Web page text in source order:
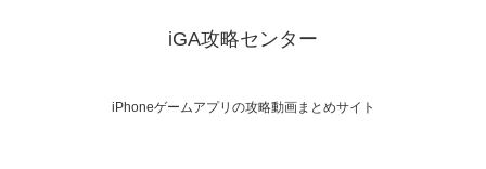
iGA攻略センター
iPhoneゲームアプリの攻略動画まとめサイト